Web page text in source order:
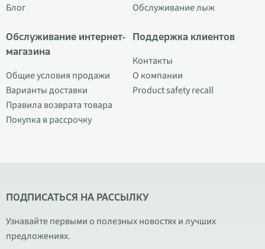
Блог
Обслуживание интернет-
магазина
Общие условия продажи
Варианты доставки
Правила возврата товара
Покупка в рассрочку
Обслуживание лыж
Поддержка клиентов
Контакты
О компании
Product safety recall
ПОДПИСАТЬСЯ НА РАССЫЛКУ
Узнавайте первыми о полезных новостях и лучших
предложениях.